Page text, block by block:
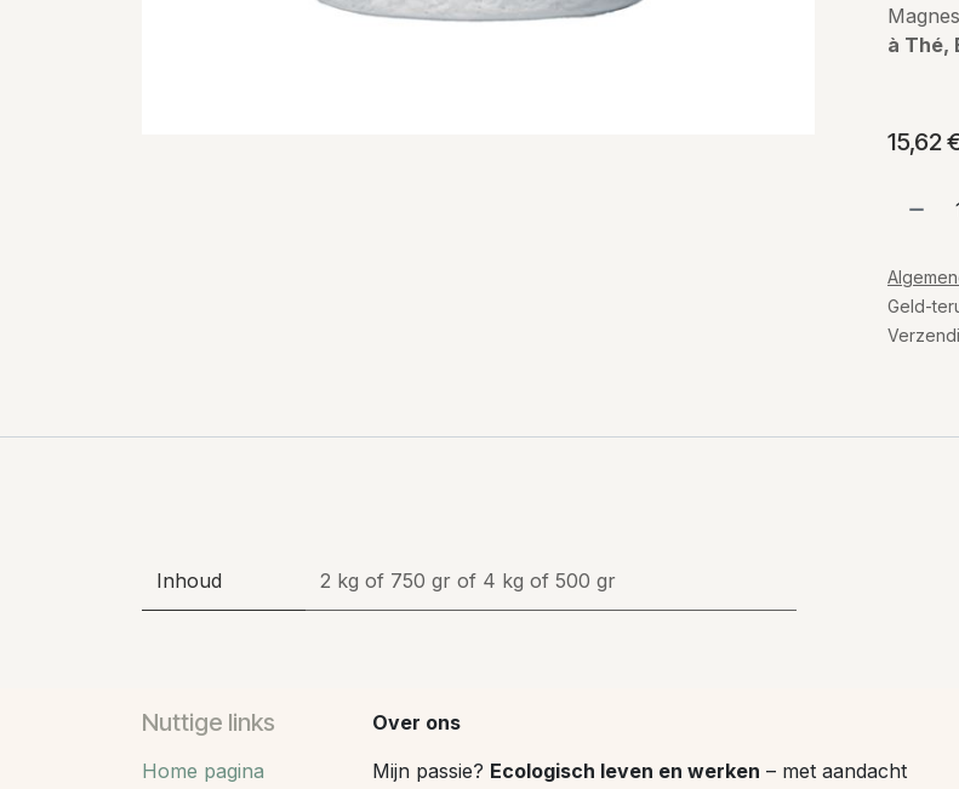
à Thé,
15,62
Geld-
Inhoud 2 kg of 750 gr of 4 kg of 500 gr
Nuttige links
Home pagina
Over ons
Mijn passie? Ecologisch leven en werken – met aandacht